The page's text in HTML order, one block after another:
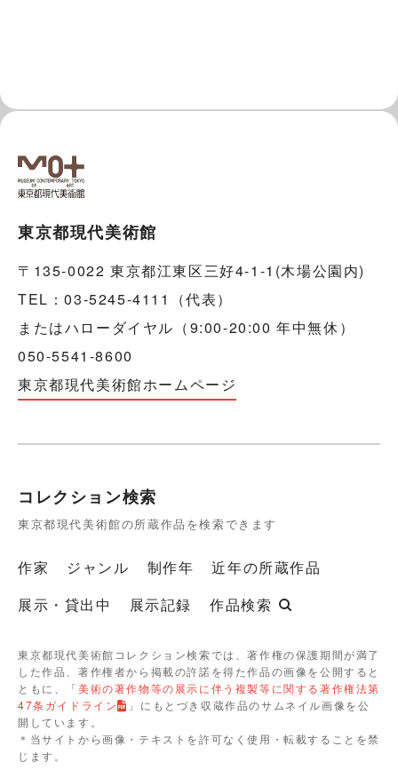
東京都現代美術館
〒135-0022 東京都江東区三好4-1-1(木場公園内)
TEL：03-5245-4111（代表）
またはハローダイヤル（9:00-20:00 年中無休）
050-5541-8600
東京都現代美術館ホームページ
コレクション検索
東京都現代美術館の所蔵作品を検索できます
作家 ジャンル 制作年
近年の所蔵作品
展示・貸出中
展示記録 作品検索
東京都現代美術館コレクション検索では、著作権の保護期間が満了
した作品、著作権者から掲載の許諾を得た作品の画像を公開すると
ともに、「美術の著作物等の展示に伴う複製等に関する著作権法第
47条ガイドライン
」にもとづき収蔵作品のサムネイル画像を公
開しています。
＊当サイトから画像・テキストを許可なく使用・転載することを禁
じます。